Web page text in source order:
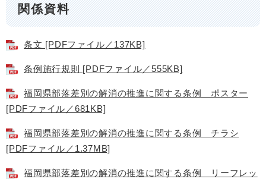
関係資料
条文 [PDFファイル／137KB]
条例施行規則 [PDFファイル／555KB]
福岡県部落差別の解消の推進に関する条例 ポスター
[PDFファイル／681KB]
福岡県部落差別の解消の推進に関する条例 チラシ
[PDFファイル／1.37MB]
福岡県部落差別の解消の推進に関する条例 リーフレッ